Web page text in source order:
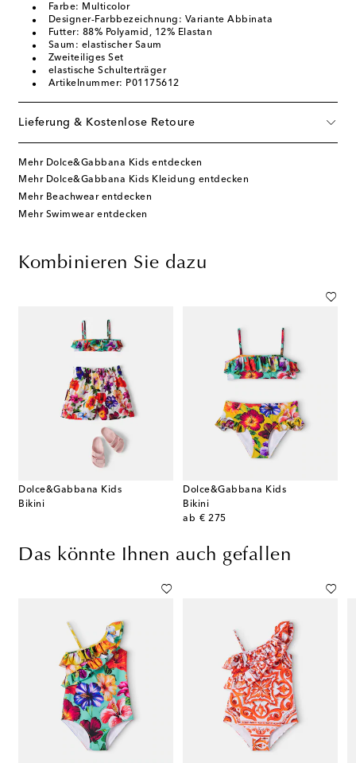
Farbe: Multicolor
Designer-Farbbezeichnung: Variante Abbinata
Futter: 88% Polyamid, 12% Elastan
Saum: elastischer Saum
Zweiteiliges Set
elastische Schulterträger
Artikelnummer: P01175612
Lieferung & Kostenlose Retoure
Mehr Dolce&Gabbana Kids entdecken
Mehr Dolce&Gabbana Kids Kleidung entdecken
Mehr Beachwear entdecken
Mehr Swimwear entdecken
Kombinieren Sie dazu
Dolce&Gabbana Kids
Bikini
Dolce&Gabbana Kids
Bikini
ab € 275
original price
Das könnte Ihnen auch gefallen